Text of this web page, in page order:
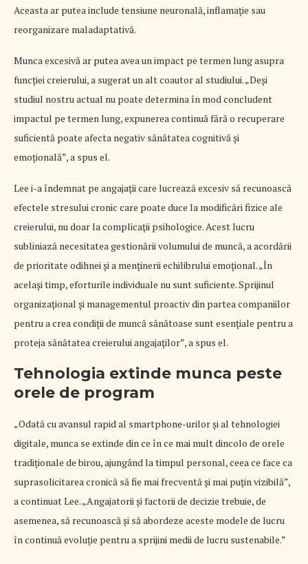
Aceasta ar putea include tensiune neuronală, inflamație sau
reorganizare maladaptativă.
Munca excesivă ar putea avea un impact pe termen lung asupra
funcției creierului, a sugerat un alt coautor al studiului. „Deși
studiul nostru actual nu poate determina în mod concludent
impactul pe termen lung, expunerea continuă fără o recuperare
suficientă poate afecta negativ sănătatea cognitivă și
emoțională”, a spus el.
Lee i-a îndemnat pe angajații care lucrează excesiv să recunoască
efectele stresului cronic care poate duce la modificări fizice ale
creierului, nu doar la complicații psihologice. Acest lucru
subliniază necesitatea gestionării volumului de muncă, a acordării
de prioritate odihnei și a menținerii echilibrului emoțional. „În
același timp, eforturile individuale nu sunt suficiente. Sprijinul
organizațional și managementul proactiv din partea companiilor
pentru a crea condiții de muncă sănătoase sunt esențiale pentru a
proteja sănătatea creierului angajaților”, a spus el.
Tehnologia extinde munca peste
orele de program
„Odată cu avansul rapid al smartphone-urilor și al tehnologiei
digitale, munca se extinde din ce în ce mai mult dincolo de orele
tradiționale de birou, ajungând la timpul personal, ceea ce face ca
suprasolicitarea cronică să fie mai frecventă și mai puțin vizibilă”,
a continuat Lee. „Angajatorii și factorii de decizie trebuie, de
asemenea, să recunoască și să abordeze aceste modele de lucru
în continuă evoluție pentru a sprijini medii de lucru sustenabile.”